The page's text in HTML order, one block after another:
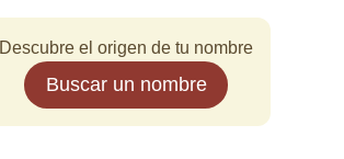
Descubre el origen de tu nombre
Buscar un nombre